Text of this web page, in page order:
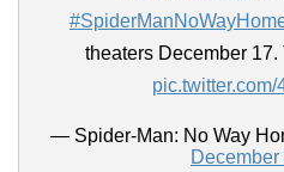
theaters December 17.
— Spider-Man: No Way
December